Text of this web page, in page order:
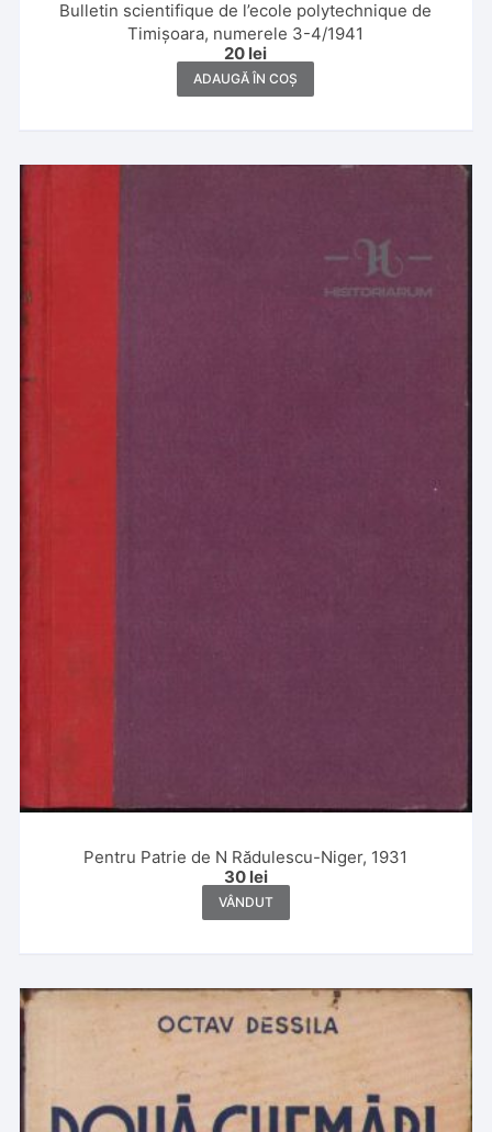
Bulletin scientifique de l’ecole polytechnique de
Timișoara, numerele 3-4/1941
20 lei
ADAUGĂ ÎN COȘ
Pentru Patrie de N Rădulescu-Niger, 1931
30 lei
VÂNDUT